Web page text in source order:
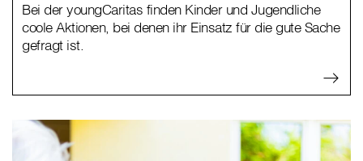
Bei der youngCaritas finden Kinder und Jugendliche
coole Aktionen, bei denen ihr Einsatz für die gute Sache
gefragt ist.